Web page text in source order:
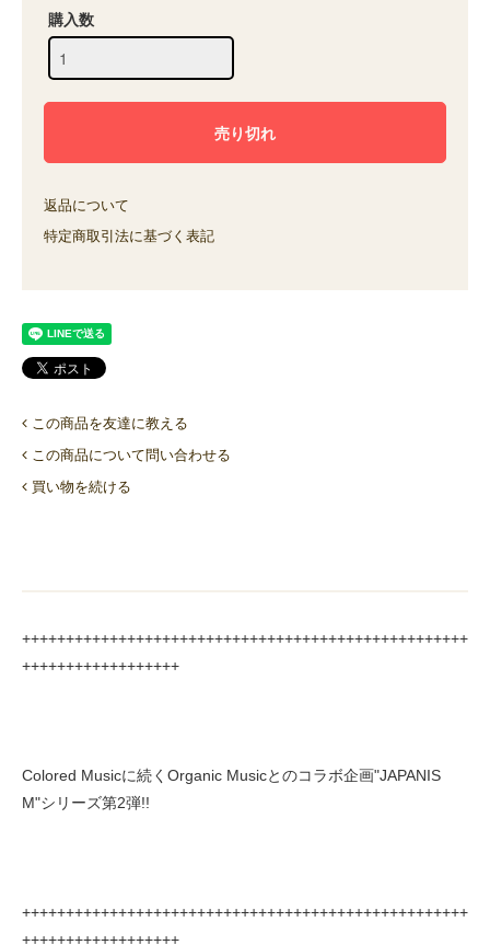
購入数
返品について
特定商取引法に基づく表記
この商品を友達に教える
この商品について問い合わせる
買い物を続ける
+++++++++++++++++++++++++++++++++++++++++++++++++++
++++++++++++++++++
Colored Musicに続くOrganic Musicとのコラボ企画"JAPANIS
M"シリーズ第2弾!!
+++++++++++++++++++++++++++++++++++++++++++++++++++
++++++++++++++++++